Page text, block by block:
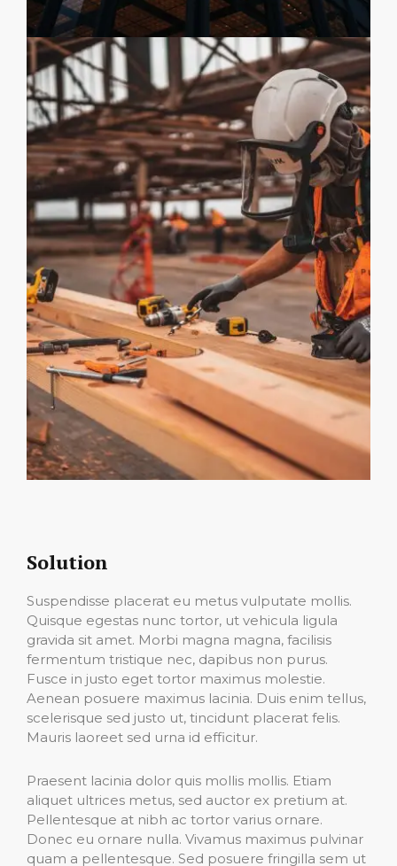
Solution
Suspendisse placerat eu metus vulputate mollis.
Quisque egestas nunc tortor, ut vehicula ligula
gravida sit amet. Morbi magna magna, facilisis
fermentum tristique nec, dapibus non purus.
Fusce in justo eget tortor maximus molestie.
Aenean posuere maximus lacinia. Duis enim tellus,
scelerisque sed justo ut, tincidunt placerat felis.
Mauris laoreet sed urna id efficitur.
Praesent lacinia dolor quis mollis mollis. Etiam
aliquet ultrices metus, sed auctor ex pretium at.
Pellentesque at nibh ac tortor varius ornare.
Donec eu ornare nulla. Vivamus maximus pulvinar
quam a pellentesque. Sed posuere fringilla sem ut